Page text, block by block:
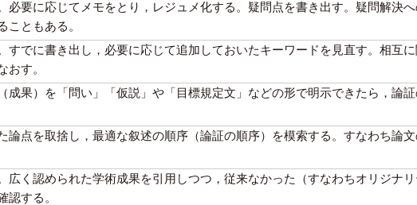
必要に応じてメモをとり，レジュメ化する。疑問点を書き出す。疑問解決
こともある。
すでに書き出し，必要に応じて追加しておいたキーワードを見直す。相互
おす。
成果）を「問い」「仮説」や「目標規定文」などの形で明示できたら，論
論点を取捨し，最適な叙述の順序（論証の順序）を模索する。すなわち論文
広く認められた学術成果を引用しつつ，従来なかった（すなわちオリジナ
認する。